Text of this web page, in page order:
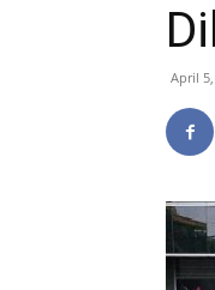
April